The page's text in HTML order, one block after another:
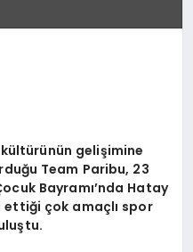
gelişimine
Team Paribu, 23
Bayramı’nda Hatay
ettiği çok amaçlı spor